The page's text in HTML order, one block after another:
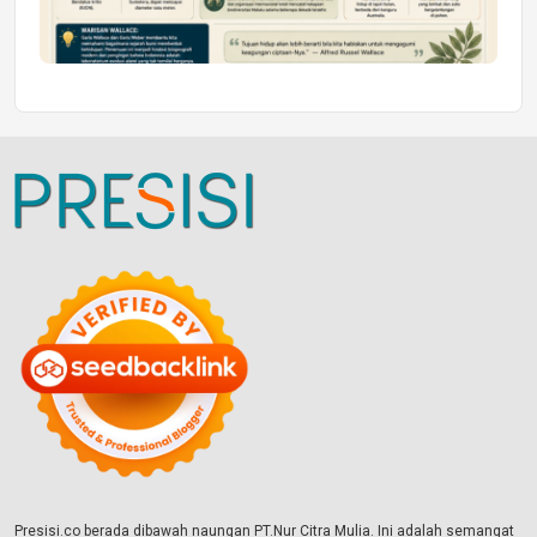
Presisi.co berada dibawah naungan PT.Nur Citra Mulia. Ini adalah semangat